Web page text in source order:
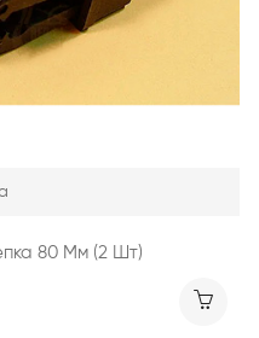
80 Мм (2 Шт)